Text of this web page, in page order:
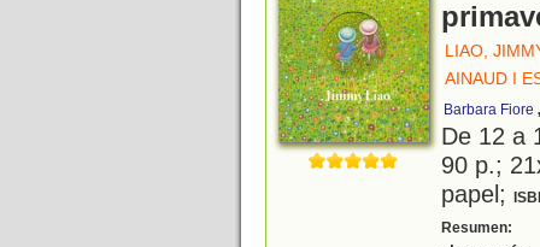
LIAO,
AINAUD I
Barbara Fiore
De 12 a
90 p.;
papel;
Resumen: